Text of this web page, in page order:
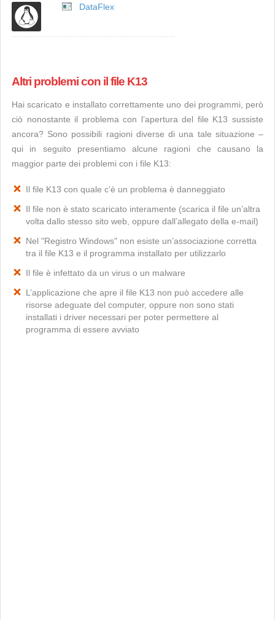
DataFlex
Altri problemi con il file K13
Hai scaricato e installato correttamente uno dei programmi, però
ciò nonostante il problema con l’apertura del file K13 sussiste
ancora? Sono possibili ragioni diverse di una tale situazione –
qui in seguito presentiamo alcune ragioni che causano la
maggior parte dei problemi con i file K13:
Il file K13 con quale c’è un problema è danneggiato
Il file non è stato scaricato interamente (scarica il file un’altra
volta dallo stesso sito web, oppure dall’allegato della e-mail)
Nel "Registro Windows" non esiste un’associazione corretta
tra il file K13 e il programma installato per utilizzarlo
Il file è infettato da un virus o un malware
L’applicazione che apre il file K13 non può accedere alle
risorse adeguate del computer, oppure non sono stati
installati i driver necessari per poter permettere al
programma di essere avviato